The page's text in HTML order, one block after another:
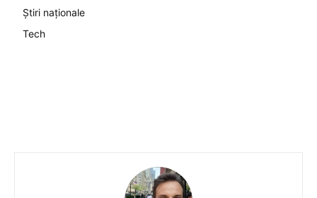
Știri naționale
Tech